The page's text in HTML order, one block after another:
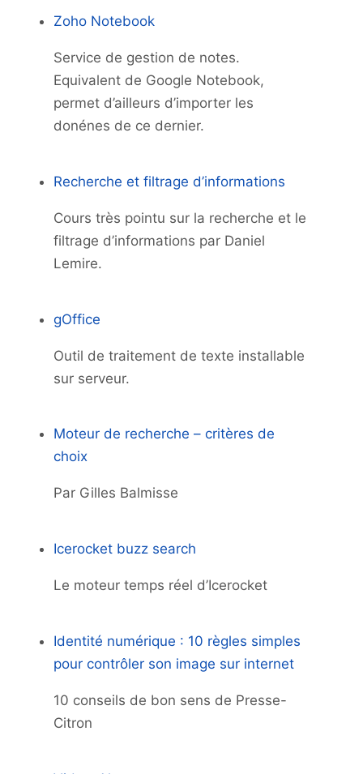
Zoho Notebook
Service de gestion de notes.
Equivalent de Google Notebook,
permet d’ailleurs d’importer les
donénes de ce dernier.
Recherche et filtrage d’informations
Cours très pointu sur la recherche et le
filtrage d’informations par Daniel
Lemire.
gOffice
Outil de traitement de texte installable
sur serveur.
Moteur de recherche – critères de
choix
Par Gilles Balmisse
Icerocket buzz search
Le moteur temps réel d’Icerocket
Identité numérique : 10 règles simples
pour contrôler son image sur internet
10 conseils de bon sens de Presse-
Citron